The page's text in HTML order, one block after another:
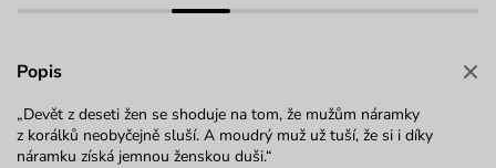
Popis
„Devět z deseti žen se shoduje na tom, že mužům náramky
z korálků neobyčejně sluší. A moudrý muž už tuší, že si i díky
náramku získá jemnou ženskou duši.“